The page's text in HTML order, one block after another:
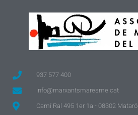
937 577 400
info@marxantsmaresme.cat
Camí Ral 495 1er 1a - 08302 Mataró